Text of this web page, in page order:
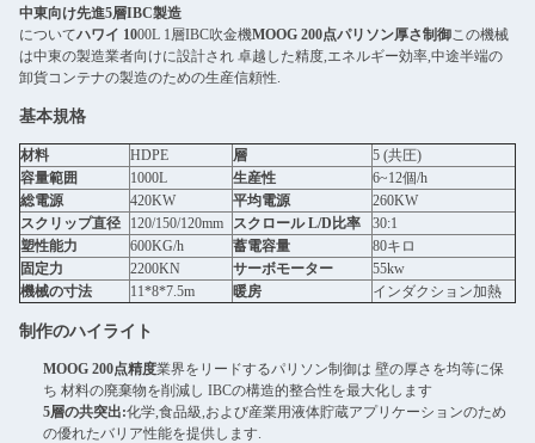
中東向け先進5層IBC製造
についてハワイ 1000L 1層IBC吹金機MOOG 200点パリソン厚さ制御この機械
は中東の製造業者向けに設計され 卓越した精度,エネルギー効率,中途半端の
卸貨コンテナの製造のための生産信頼性.
基本規格
材料 HDPE 層
5 (共圧)
容量範囲
1000L 生産性
6~12個/h
総電源
420KW 平均電源
260KW
スクリップ直径
120/150/120mm スクロール L/D比率
30:1
塑性能力
600KG/h 蓄電容量
80キロ
固定力
2200KN サーボモーター
55kw
機械の寸法
11*8*7.5m 暖房 インダクション加熱
制作のハイライト
MOOG 200点精度業界をリードするパリソン制御は 壁の厚さを均等に保
ち 材料の廃棄物を削減し IBCの構造的整合性を最大化します
5層の共突出:化学,食品級,および産業用液体貯蔵アプリケーションのため
の優れたバリア性能を提供します.